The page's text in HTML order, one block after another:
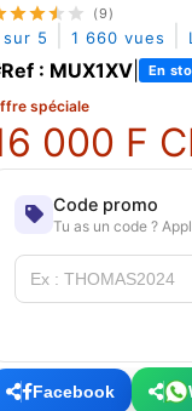
(9)
sur 5 1 660 vues
: MUX1XV En
spéciale
000 F
Code promo
Tu as un code ?
Facebook